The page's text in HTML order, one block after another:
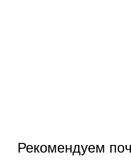
Рекомендуем